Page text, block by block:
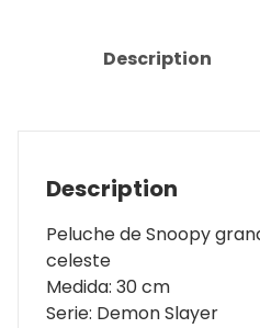
Description
Description
Peluche de Snoopy
celeste
Medida: 30 cm
Serie: Demon Slayer